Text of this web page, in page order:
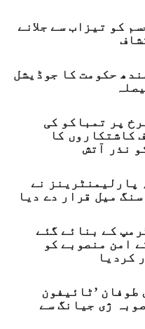
کو تیزاب سے جلانے
حکومت کا جوڈیشل
پر تمباکو کی
کاشتکاروں کا
نذر آتش
پارلیمنٹرینز نے
میل قرار دے دیا
کے بنائے گئے
امن منصوبے کو
کردیا
طوفان ’ٹائیفون
ژی جیانگ سے